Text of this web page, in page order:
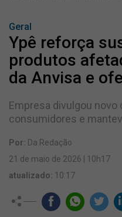
Geral
Ypê reforça
produtos
da Anvisa e
Empresa divulgou novo
consumidores e
Por: Da Redação
21 de maio de 2026 | 10h17
atualizado: 10:17